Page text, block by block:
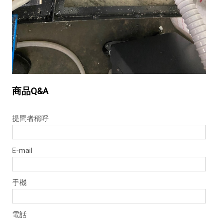
商品Q&A
提問者稱呼
E-mail
手機
電話